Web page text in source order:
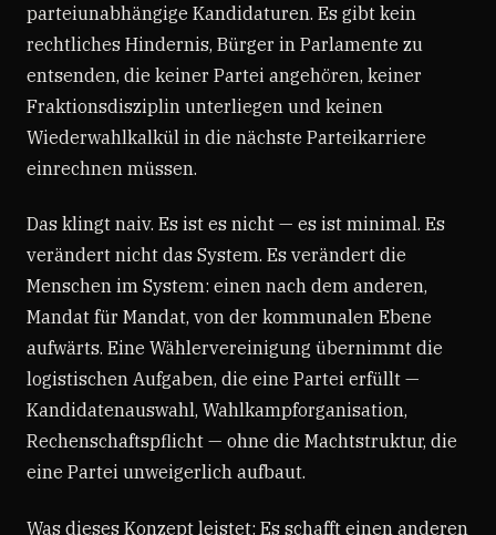
parteiunabhängige Kandidaturen. Es gibt kein
rechtliches Hindernis, Bürger in Parlamente zu
entsenden, die keiner Partei angehören, keiner
Fraktionsdisziplin unterliegen und keinen
Wiederwahlkalkül in die nächste Parteikarriere
einrechnen müssen.
Das klingt naiv. Es ist es nicht — es ist minimal. Es
verändert nicht das System. Es verändert die
Menschen im System: einen nach dem anderen,
Mandat für Mandat, von der kommunalen Ebene
aufwärts. Eine Wählervereinigung übernimmt die
logistischen Aufgaben, die eine Partei erfüllt —
Kandidatenauswahl, Wahlkampforganisation,
Rechenschaftspflicht — ohne die Machtstruktur, die
eine Partei unweigerlich aufbaut.
Was dieses Konzept leistet: Es schafft einen anderen